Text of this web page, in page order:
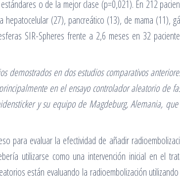
o de la mejor clase (p=0,021). En 212
(27), pancreático (13), de mama (11),
SIR-Spheres frente a 2,6 meses en 32
demostrados en dos estudios comparativos
en el ensayo controlador aleatorio de
y su equipo de Magdeburg, Alemania, que
para evaluar la efectividad de añadir
utilizarse como una intervención inicial en el
están evaluando la radioembolización